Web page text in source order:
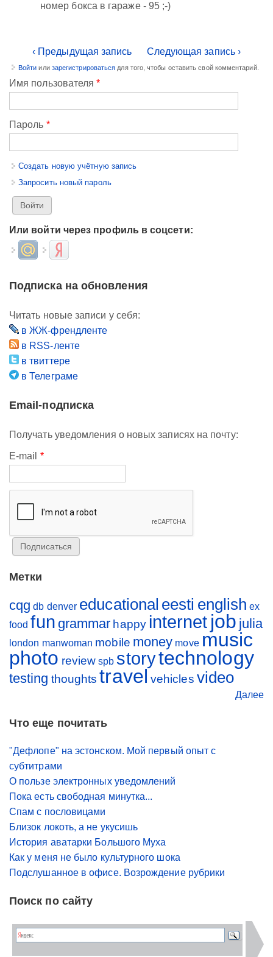
номер бокса в гараже - 95 ;-)
‹ Предыдущая запись Следующая запись ›
Войти или зарегистрироваться для того, чтобы оставить свой комментарий.
Имя пользователя*
Пароль *
Создать новую учётную запись
Запросить новый пароль
Или войти через профиль в соцсети:
Login with Mail.ruLogin with Яндекс
Подписка на обновления
Читать новые записи у себя:
в ЖЖ-френдленте
в RSS-ленте
в твиттере
в Телеграме
Email-подписка
Получать уведомления о новых записях на почту:
E-mail *
Метки
cqg db denver educational eesti english ex
food fun grammar happy internet job julia
london manwoman mobile money move music
photo review spb storytechnology
testing thoughts travel vehicles video
Далее
Что еще почитать
"Дефлопе" на эстонском. Мой первый опыт с
субтитрами
О пользе электронных уведомлений
Пока есть свободная минутка...
Спам с пословицами
Близок локоть, а не укусишь
История аватарки Большого Муха
Как у меня не было культурного шока
Подслушанное в офисе. Возрождение рубрики
Поиск по сайту